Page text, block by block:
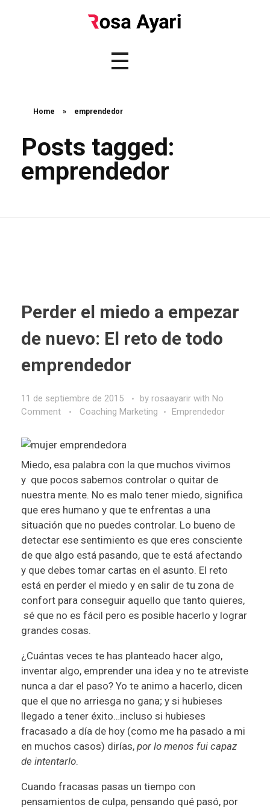
Home » emprendedor
Posts tagged:
emprendedor
Perder el miedo a empezar
de nuevo: El reto de todo
emprendedor
11 de septiembre de 2015 by rosaayarir with No
Comment
Coaching Marketing Emprendedor
Miedo, esa palabra con la que muchos vivimos
y que pocos sabemos controlar o quitar de
nuestra mente. No es malo tener miedo, significa
que eres humano y que te enfrentas a una
situación que no puedes controlar. Lo bueno de
detectar ese sentimiento es que eres consciente
de que algo está pasando, que te está afectando
y que debes tomar cartas en el asunto. El reto
está en perder el miedo y en salir de tu zona de
confort para conseguir aquello que tanto quieres,
sé que no es fácil pero es posible hacerlo y lograr
grandes cosas.
¿Cuántas veces te has planteado hacer algo,
inventar algo, emprender una idea y no te atreviste
nunca a dar el paso? Yo te animo a hacerlo, dicen
que el que no arriesga no gana; y si hubieses
llegado a tener éxito…incluso si hubieses
fracasado a día de hoy (como me ha pasado a mi
en muchos casos) dirías, por lo menos fui capaz
de intentarlo.
Cuando fracasas pasas un tiempo con
pensamientos de culpa, pensando qué pasó, por